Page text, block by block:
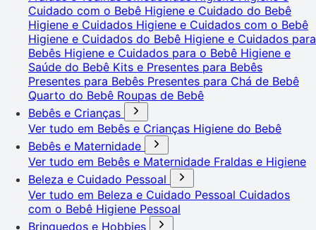
Cuidado com o Bebê Higiene e Cuidado do Bebê
Higiene e Cuidados Higiene e Cuidados com o Bebê
Higiene e Cuidados do Bebê Higiene e Cuidados para
Bebês Higiene e Cuidados para o Bebê Higiene e
Saúde do Bebê Kits e Presentes para Bebês
Presentes para Bebês Presentes para Chá de Bebê
Quarto do Bebê Roupas de Bebê
Bebês e Crianças
Ver tudo em Bebês e Crianças Higiene do Bebê
Bebês e Maternidade
Ver tudo em Bebês e Maternidade Fraldas e Higiene
Beleza e Cuidado Pessoal
Ver tudo em Beleza e Cuidado Pessoal Cuidados
com o Bebê Higiene Pessoal
Brinquedos e Hobbies